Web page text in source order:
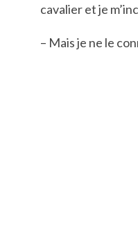
cavalier et je
– Mais je ne le